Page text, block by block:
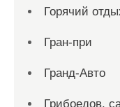
Горячий
Гран-при
Гранд-Авто
Грибоедов,